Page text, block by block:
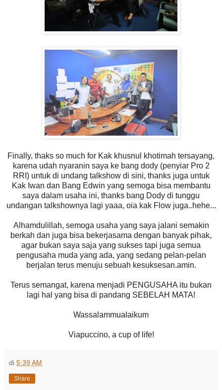
Finally, thaks so much for Kak khusnul khotimah tersayang,
karena udah nyaranin saya ke bang dody (penyiar Pro 2
RRI) untuk di undang talkshow di sini, thanks juga untuk
Kak Iwan dan Bang Edwin yang semoga bisa membantu
saya dalam usaha ini, thanks bang Dody di tunggu
undangan talkshownya lagi yaaa, oia kak Flow juga..hehe...
Alhamdulillah, semoga usaha yang saya jalani semakin
berkah dan juga bisa bekerjasama dengan banyak pihak,
agar bukan saya saja yang sukses tapi juga semua
pengusaha muda yang ada, yang sedang pelan-pelan
berjalan terus menuju sebuah kesuksesan.amin.
Terus semangat, karena menjadi PENGUSAHA itu bukan
lagi hal yang bisa di pandang SEBELAH MATA!
Wassalammualaikum
Viapuccino, a cup of life!
di 5:39 AM
Share